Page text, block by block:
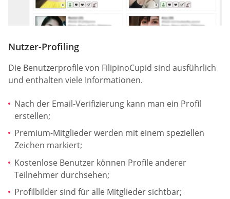
Nutzer-Profiling
Die Benutzerprofile von FilipinoCupid sind ausführlich
und enthalten viele Informationen.
Nach der Email-Verifizierung kann man ein Profil
erstellen;
Premium-Mitglieder werden mit einem speziellen
Zeichen markiert;
Kostenlose Benutzer können Profile anderer
Teilnehmer durchsehen;
Profilbilder sind für alle Mitglieder sichtbar;